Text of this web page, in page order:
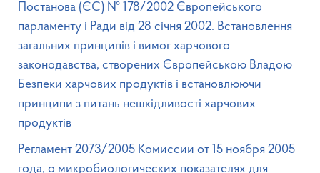
Постанова (ЄС) № 178/2002 Європейського
парламенту і Ради від 28 січня 2002. Встановлення
загальних принципів і вимог харчового
законодавства, створених Європейською Владою
Безпеки харчових продуктів і встановлюючи
принципи з питань нешкідливості харчових
продуктів
Регламент 2073/2005 Комиссии от 15 ноября 2005
года, о микробиологических показателях для